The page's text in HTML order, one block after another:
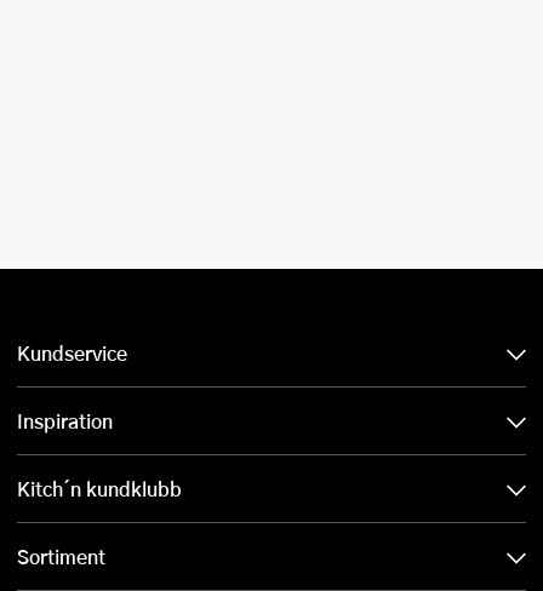
Kundservice
Inspiration
Kitch´n kundklubb
Sortiment